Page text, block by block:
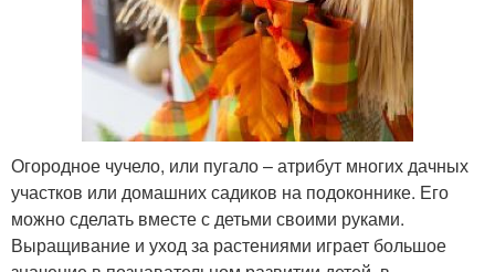
Огородное чучело, или пугало – атрибут многих дачных
участков или домашних садиков на подоконнике. Его
можно сделать вместе с детьми своими руками.
Выращивание и уход за растениями играет большое